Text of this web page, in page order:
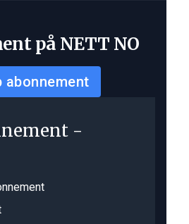
på NETT NO
abonnement
-